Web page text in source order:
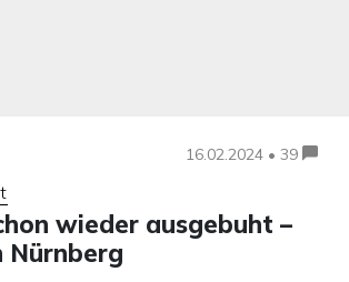
16.02.2024 • 39
wieder ausgebuht –
Nürnberg